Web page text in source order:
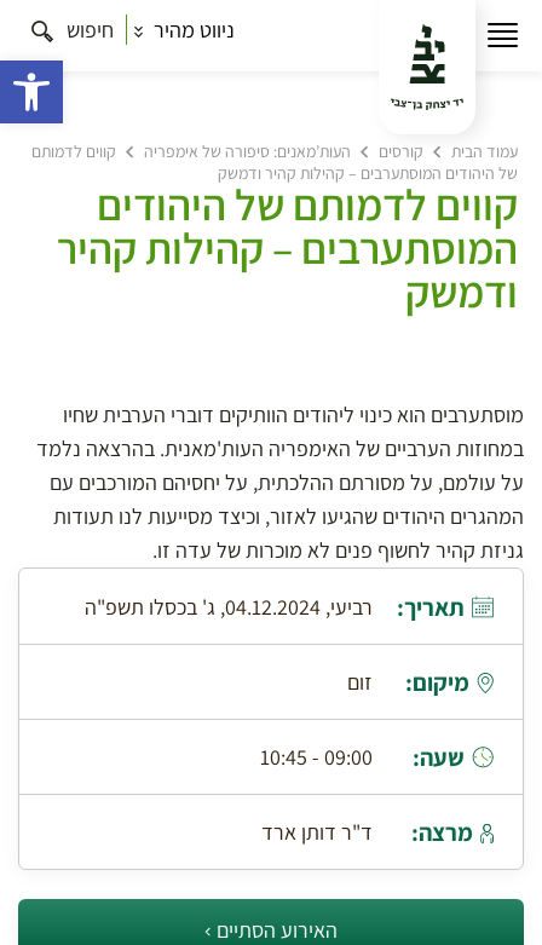
ניווט מהיר חיפוש
עמוד הבית קורסים העות’מאנים: סיפורה של אימפריה
קווים לדמותם
של היהודים המוסתערבים – קהילות קהיר ודמשק
קווים לדמותם של היהודים
המוסתערבים – קהילות קהיר
ודמשק
מוסתערבים הוא כינוי ליהודים הוותיקים דוברי הערבית שחיו
במחוזות הערביים של האימפריה העות'מאנית. בהרצאה נלמד
על עולמם, על מסורתם ההלכתית, על יחסיהם המורכבים עם
המהגרים היהודים שהגיעו לאזור, וכיצד מסייעות לנו תעודות
גניזת קהיר לחשוף פנים לא מוכרות של עדה זו.
תאריך: רביעי, 04.12.2024, ג' בכסלו תשפ"ה
מיקום: זום
שעה: 09:00 - 10:45
מרצה: ד"ר דותן ארד
האירוע הסתיים